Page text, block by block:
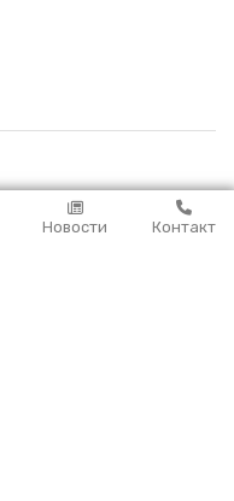
Новости Контакт